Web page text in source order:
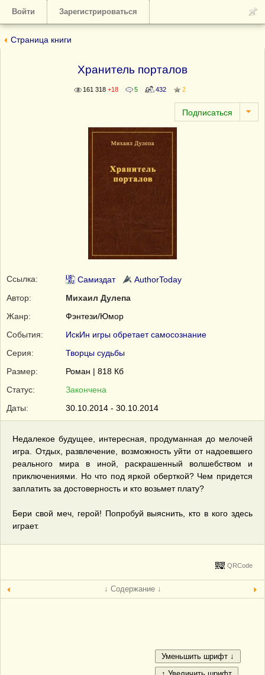
Войти Зарегистрироваться
Страница книги
Хранитель порталов
161 318 +18 5 432 2
Ссылка: Самиздат
AuthorToday
Автор:
Михаил Дулепа
Жанр:
Фэнтези/Юмор
События:
ИскИн игры обретает самосознание
Серия:
Творцы судьбы
Размер:
Роман | 818 Кб
Статус:
Закончена
Даты:
30.10.2014 - 30.10.2014
Недалекое будущее, интересная, продуманная до мелочей
игра. Отдых, развлечение, возможность уйти от надоевшего
реального мира в иной, раскрашенный волшебством и
приключениями. Но что под яркой оберткой? Чем придется
заплатить за достоверность и кто возьмет плату?
Бери свой меч, герой! Попробуй выяснить, кто в кого здесь
играет.
QRCode
↓ Содержание ↓